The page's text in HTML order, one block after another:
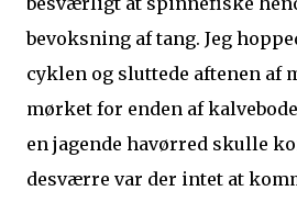
bevoksning af tang. Jeg
cyklen og sluttede aftenen af
mørket for enden af
en jagende havørred skulle
desværre var der intet at